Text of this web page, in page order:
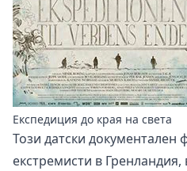
Експедиция до края на света
Този датски документален
екстремисти в